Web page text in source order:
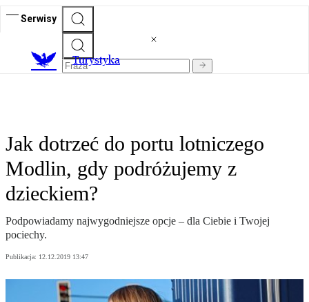
Serwisy
Turystyka
Jak dotrzeć do portu lotniczego
Modlin, gdy podróżujemy z
dzieckiem?
Podpowiadamy najwygodniejsze opcje – dla Ciebie i Twojej
pociechy.
Publikacja: 12.12.2019 13:47